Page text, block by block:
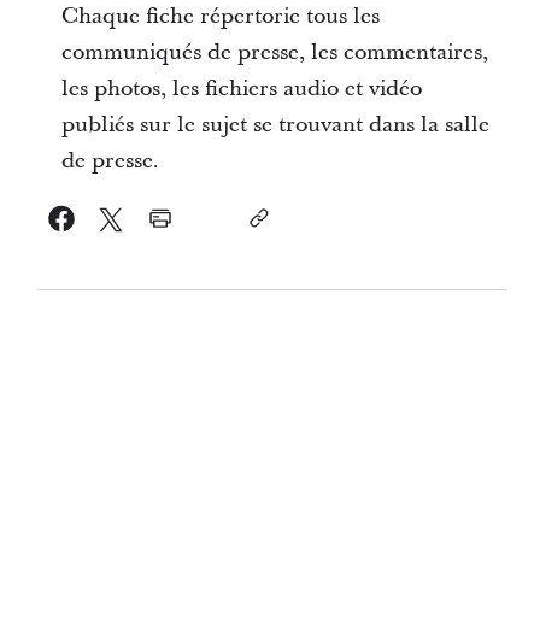
Chaque fiche répertorie tous les
communiqués de presse, les commentaires,
les photos, les fichiers audio et vidéo
publiés sur le sujet se trouvant dans la salle
de presse.